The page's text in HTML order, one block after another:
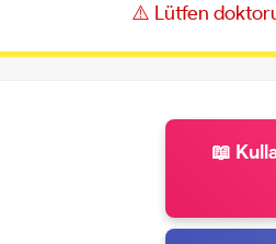
⚠️ Lütfen
📖